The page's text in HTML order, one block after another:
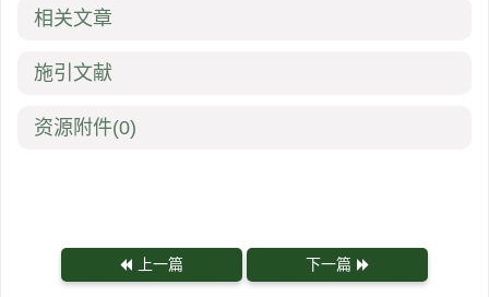
相关文章
施引文献
资源附件(0)
上一篇 下一篇